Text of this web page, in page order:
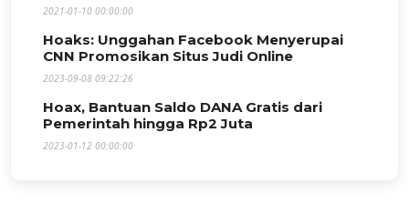
2021-01-10 00:00:00
Hoaks: Unggahan Facebook Menyerupai
CNN Promosikan Situs Judi Online
2023-09-08 09:22:26
Hoax, Bantuan Saldo DANA Gratis dari
Pemerintah hingga Rp2 Juta
2023-01-12 00:00:00